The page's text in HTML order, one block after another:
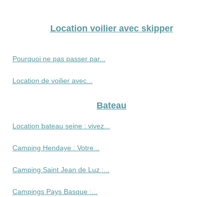
Location voilier avec skipper
Pourquoi ne pas passer par...
Location de voilier avec...
Bateau
Location bateau seine : vivez...
Camping Hendaye : Votre...
Camping Saint Jean de Luz :...
Campings Pays Basque :...